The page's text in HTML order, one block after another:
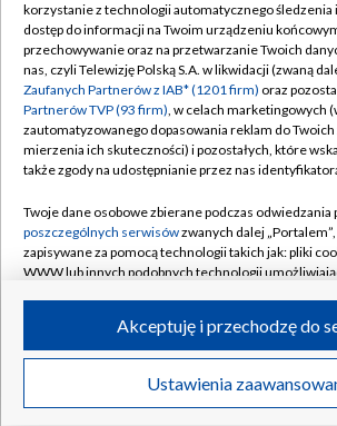
TVP
Abonament TVP
Emisja w TVP
Centrum informacji TVP
Naziemna Telewizja Cyfrowa
Rada Programowa
System NOS
Informacje o nadawcy
Program dla prasy
Ogłoszenie przetargowe
Regulamin TVP
Polityka prywatności
Moje zgody
Pomoc
Kontakt
Kanały
©2026 Telewizja Polska S.A. w
korzystanie z technologii automatycznego śledzenia
dostęp do informacji na Twoim urządzeniu
przechowywanie oraz na przetwarzanie Twoich
nas, czyli Telewizję Polską S.A. w likwidacji (zwaną
Zaufanych Partnerów z IAB* (1201 firm) oraz
Partnerów TVP (93 firm), w celach marketingowych
zautomatyzowanego dopasowania reklam do
mierzenia ich skuteczności) i pozostałych, które
także zgody na udostępnianie przez nas
Twoje dane osobowe zbierane podczas odwiedzania
poszczególnych serwisówzwanych dalej
zapisywane za pomocą technologii takich jak: pliki
WWW lub innych podobnych technologii
ruchu w Internecie.
Twoje dane osobowe zbierane podczas odwiedzania
poszczególnych serwisówna Portalu, takie jak
Ustawienia
Akceptuję i przechodzę do